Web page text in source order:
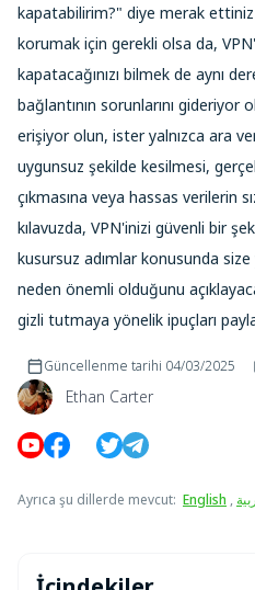
kapatabilirim?" diye merak
korumak için gerekli olsa da,
kapatacağınızı bilmek de aynı
bağlantının sorunlarını
erişiyor olun, ister yalnızca ara
uygunsuz şekilde kesilmesi,
çıkmasına veya hassas verilerin
kılavuzda, VPN'inizi güvenli bir
kusursuz adımlar konusunda
neden önemli olduğunu
gizli tutmaya yönelik ipuçları
Ethan Carter
Güncellenme tarihi 04/03/2025
Ayrıca şu dillerde mevcut: English ,